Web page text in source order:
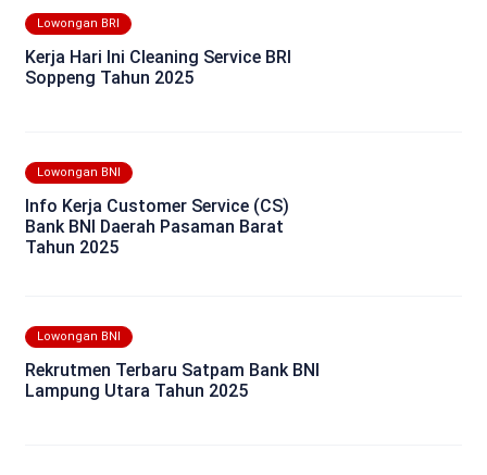
Lowongan BRI
Kerja Hari Ini Cleaning Service BRI
Soppeng Tahun 2025
Lowongan BNI
Info Kerja Customer Service (CS)
Bank BNI Daerah Pasaman Barat
Tahun 2025
Lowongan BNI
Rekrutmen Terbaru Satpam Bank BNI
Lampung Utara Tahun 2025